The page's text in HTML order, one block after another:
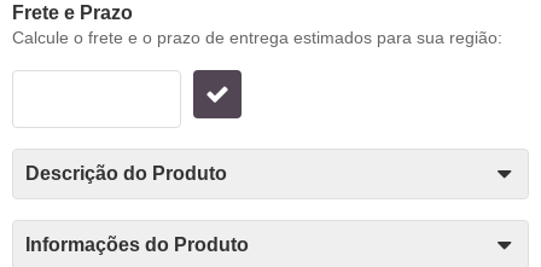
Frete e Prazo
Calcule o frete e o prazo de entrega estimados para sua região:
Descrição do Produto
Informações do Produto